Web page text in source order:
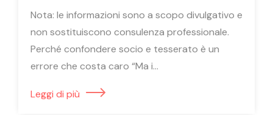
Nota: le informazioni sono a scopo divulgativo e
non sostituiscono consulenza professionale.
Perché confondere socio e tesserato è un
errore che costa caro “Ma i...
Leggi di più